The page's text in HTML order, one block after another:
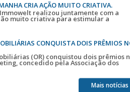
CRIA AÇÃO MUITO CRIATIVA.
realizou juntamente com a
muito criativa para estimular a
CONQUISTA DOIS PRÊMIOS
(OR) conquistou dois prêmios
concedido pela Associação dos
Mais notícias